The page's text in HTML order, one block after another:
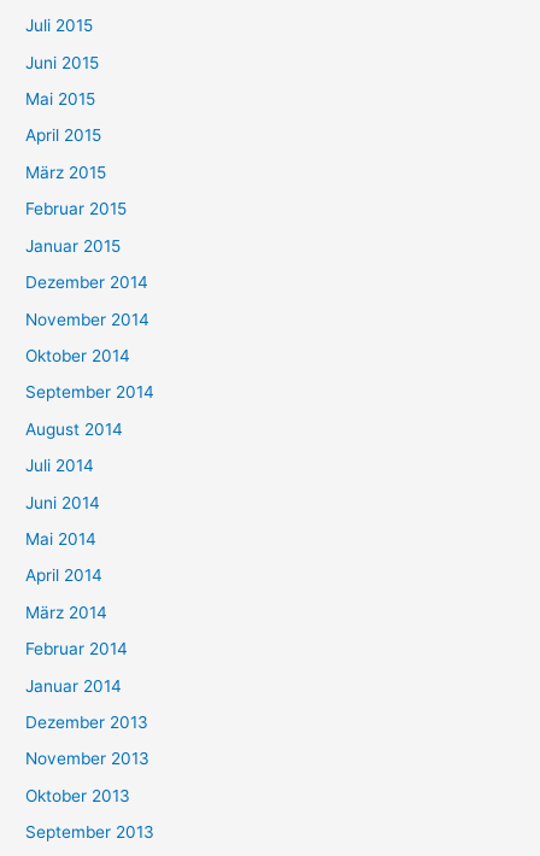
Juli 2015
Juni 2015
Mai 2015
April 2015
März 2015
Februar 2015
Januar 2015
Dezember 2014
November 2014
Oktober 2014
September 2014
August 2014
Juli 2014
Juni 2014
Mai 2014
April 2014
März 2014
Februar 2014
Januar 2014
Dezember 2013
November 2013
Oktober 2013
September 2013